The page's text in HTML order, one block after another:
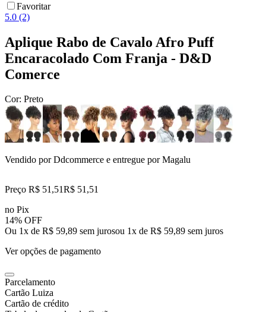
Favoritar
5.0 (2)
Aplique Rabo de Cavalo Afro Puff
Encaracolado Com Franja - D&D
Comerce
Cor: Preto
Vendido porDdcommerce e entregue por Magalu
Preço R$ 51,51R$ 51,51
no Pix
14% OFF
Ou 1x de R$ 59,89 sem jurosou 1x de R$ 59,89 sem juros
Ver opções de pagamento
Parcelamento
Cartão Luiza
Cartão de crédito